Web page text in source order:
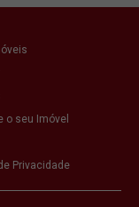
o seu Imóvel
Privacidade